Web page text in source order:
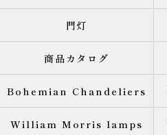
門灯
商品カタログ
Bohemian Chandeliers
William Morris lamps